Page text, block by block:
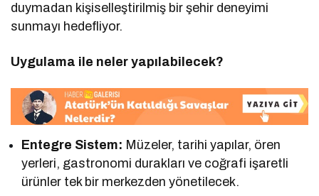
duymadan kişiselleştirilmiş bir şehir deneyimi
sunmayı hedefliyor.
Uygulama ile neler yapılabilecek?
Entegre Sistem: Müzeler, tarihi yapılar, ören
yerleri, gastronomi durakları ve coğrafi işaretli
ürünler tek bir merkezden yönetilecek.